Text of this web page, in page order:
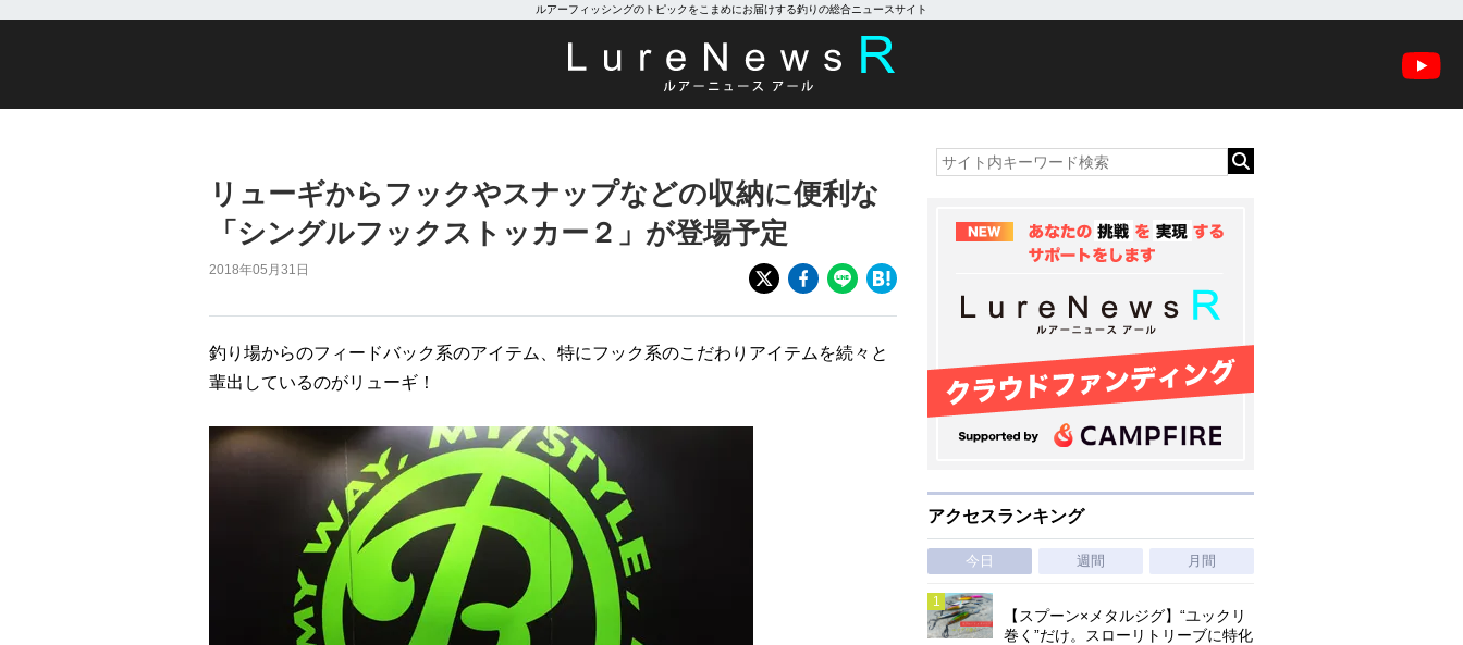
ルアーフィッシングのトピックをこまめにお届けする釣りの総合ニュースサイト
リューギからフックやスナップなどの収納に便利な
「シングルフックストッカー２」が登場予定
2018年05月31日
釣り場からのフィードバック系のアイテム、特にフック系のこだわりアイテムを続々と
輩出しているのがリューギ！
アクセスランキング
今日 週間 月間
【スプーン×メタルジグ】“ユックリ
巻く”だけ。スローリトリーブに特化